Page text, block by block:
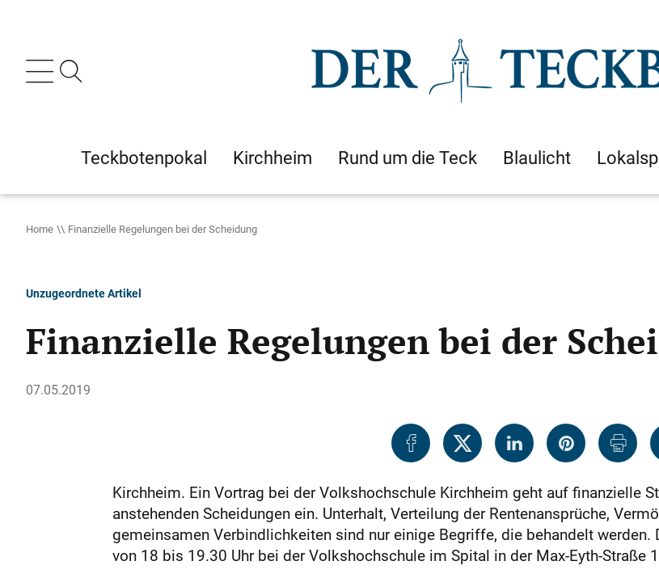
Teckbotenpokal Kirchheim Rund um die Teck Blaulicht
Home Finanzielle Regelungen bei der Scheidung
Unzugeordnete Artikel
Finanzielle Regelungen bei der
07.05.2019
Kirchheim. Ein Vortrag bei der Volkshochschule Kirchheim geht auf finanzielle
anstehenden Scheidungen ein. Unterhalt, Verteilung der Rentenansprüche,
gemeinsamen Verbindlichkeiten sind nur einige Begriffe, die behandelt
von 18 bis 19.30 Uhr bei der Volkshochschule im Spital in der Max-Eyth-Straße